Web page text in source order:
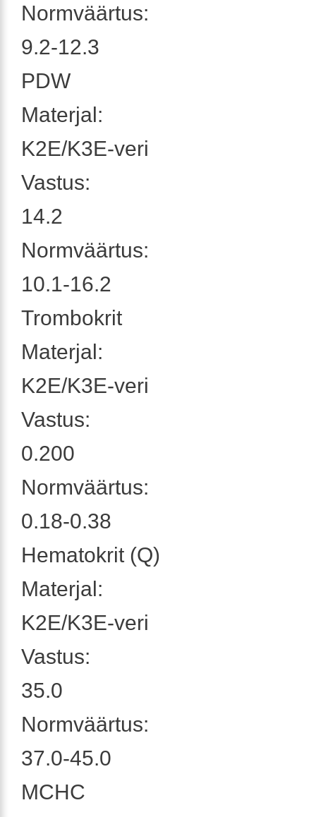
Normväärtus:
9.2-12.3
PDW
Materjal:
K2E/K3E-veri
Vastus:
14.2
Normväärtus:
10.1-16.2
Trombokrit
Materjal:
K2E/K3E-veri
Vastus:
0.200
Normväärtus:
0.18-0.38
Hematokrit (Q)
Materjal:
K2E/K3E-veri
Vastus:
35.0
Normväärtus:
37.0-45.0
MCHC